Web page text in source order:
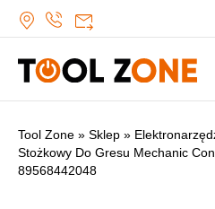
Tool Zone » Sklep »
Stożkowy Do Gresu Mechanic
89568442048